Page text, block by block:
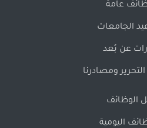
عامة
الجامعات
عن بُعد
ومصادرنا
الوظائف
اليومية